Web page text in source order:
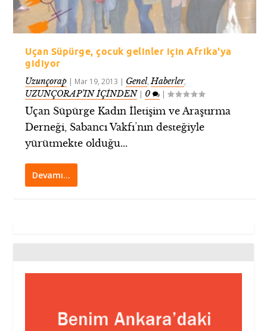
Uçan Süpürge, çocuk gelinler için Afrika'ya
gidiyor
Uzunçorap | Mar 19, 2013 | Genel,Haberler,
UZUNÇORAP’IN İÇİNDEN| 0 |
Uçan Süpürge Kadın İletişim ve Araştırma
Derneği, Sabancı Vakfı’nın desteğiyle
yürütmekte olduğu...
Devamı…